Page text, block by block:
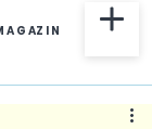
A G AZ I N